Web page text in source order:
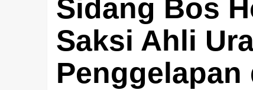
Sidang Bos
Saksi Ahli
Penggelapan